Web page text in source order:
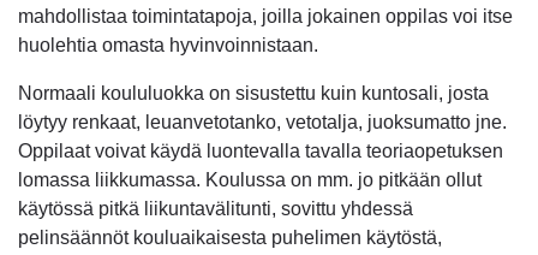
mahdollistaa toimintatapoja, joilla jokainen oppilas voi itse
huolehtia omasta hyvinvoinnistaan.
Normaali koululuokka on sisustettu kuin kuntosali, josta
löytyy renkaat, leuanvetotanko, vetotalja, juoksumatto jne.
Oppilaat voivat käydä luontevalla tavalla teoriaopetuksen
lomassa liikkumassa. Koulussa on mm. jo pitkään ollut
käytössä pitkä liikuntavälitunti, sovittu yhdessä
pelinsäännöt kouluaikaisesta puhelimen käytöstä,